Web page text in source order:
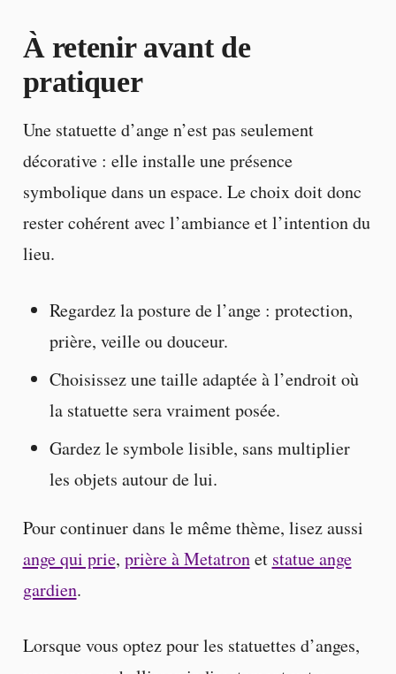
À retenir avant de
pratiquer
Une statuette d’ange n’est pas seulement
décorative : elle installe une présence
symbolique dans un espace. Le choix doit donc
rester cohérent avec l’ambiance et l’intention du
lieu.
Regardez la posture de l’ange : protection,
prière, veille ou douceur.
Choisissez une taille adaptée à l’endroit où
la statuette sera vraiment posée.
Gardez le symbole lisible, sans multiplier
les objets autour de lui.
Pour continuer dans le même thème, lisez aussi
ange qui prie, prière à Metatronet statue ange
gardien.
Lorsque vous optez pour les statuettes d’anges,